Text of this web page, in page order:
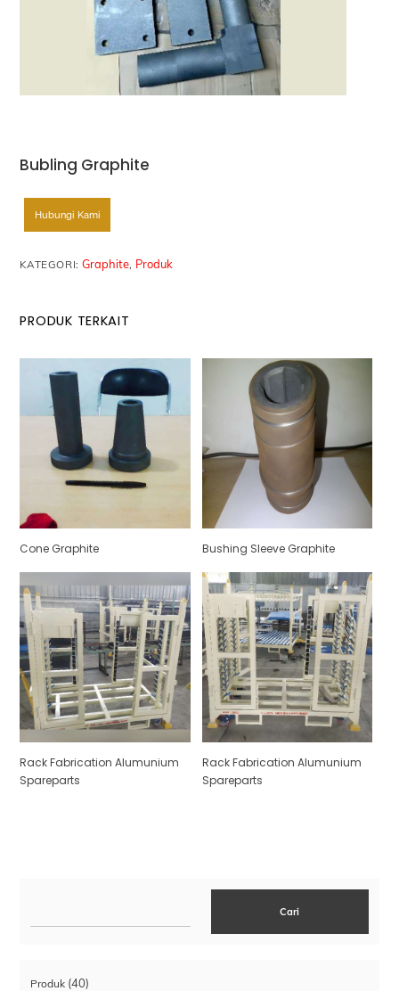
Bubling Graphite
Hubungi Kami
KATEGORI:Graphite, Produk
PRODUK TERKAIT
Cone Graphite Bushing Sleeve Graphite
Rack Fabrication Alumunium
Spareparts
Rack Fabrication Alumunium
Spareparts
Cari
Produk 4040